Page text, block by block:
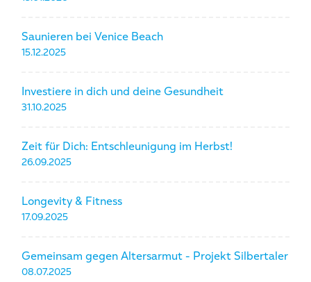
Saunieren bei Venice Beach
15.12.2025
Investiere in dich und deine Gesundheit
31.10.2025
Zeit für Dich: Entschleunigung im Herbst!
26.09.2025
Longevity & Fitness
17.09.2025
Gemeinsam gegen Altersarmut - Projekt Silbertaler
08.07.2025